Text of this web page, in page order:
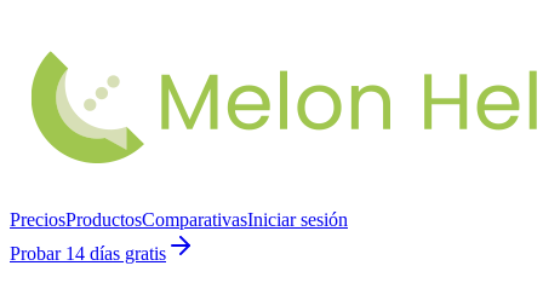
PreciosProductosComparativasIniciar sesión
Probar 14 días gratis